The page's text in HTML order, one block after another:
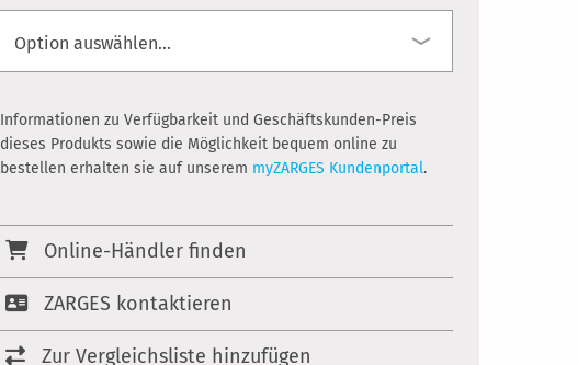
Informationen zu Verfügbarkeit und Geschäftskunden-Preis
dieses Produkts sowie die Möglichkeit bequem online zu
bestellen erhalten sie auf unserem myZARGES Kundenportal.
Online-Händler finden
ZARGES kontaktieren
Zur Vergleichsliste hinzufügen